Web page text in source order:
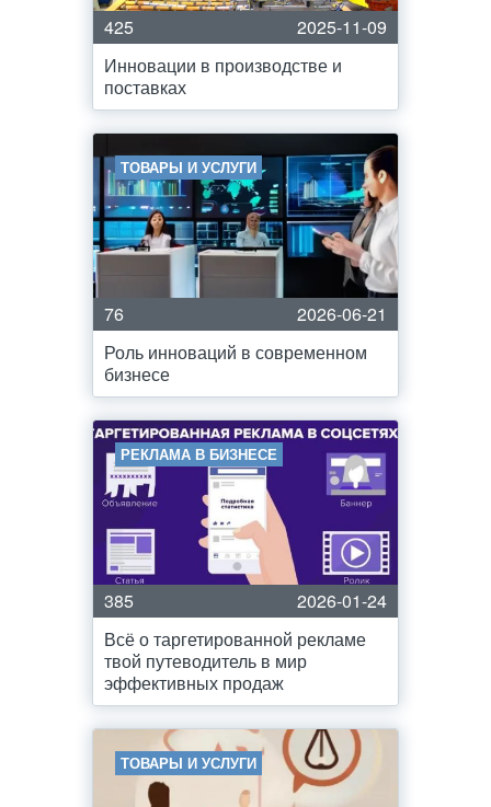
425
2025-11-09
Инновации в производстве и
поставках
ТОВАРЫ И УСЛУГИ
76
2026-06-21
Роль инноваций в современном
бизнесе
РЕКЛАМА В БИЗНЕСЕ
385
2026-01-24
Всё о таргетированной рекламе
твой путеводитель в мир
эффективных продаж
ТОВАРЫ И УСЛУГИ